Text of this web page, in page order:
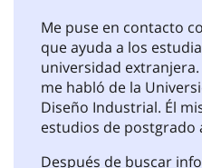
Me puse en contacto
que ayuda a los
universidad
me habló de la
Diseño Industrial. Él
estudios de postgrado
Después de buscar